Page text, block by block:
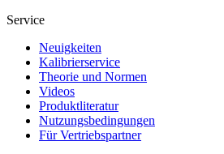
Service
Neuigkeiten
Kalibrier­service
Theorie und Normen
Videos
Produkt­literatur
Nutzungs­bedingungen
Für Vertriebs­partner